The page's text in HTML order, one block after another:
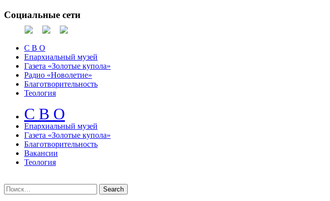
Социальные сети
С В О
Епархиальный музей
Газета «Золотые купола»
Радио «Новолетие»
Благотворительность
Теология
С В О
Епархиальный музeй
Газета «Золотые купола»
Благотворительность
Вакансии
Теология